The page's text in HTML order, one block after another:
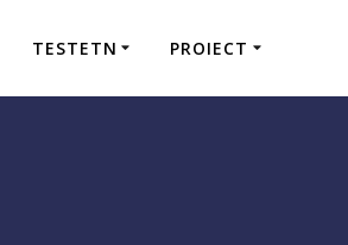
TESTETN PROIECT